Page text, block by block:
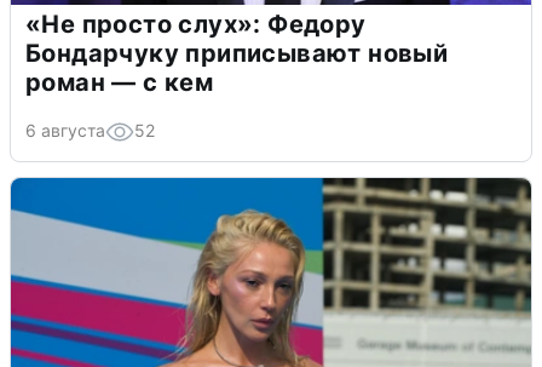
«Не просто слух»: Федору
Бондарчуку приписывают новый
роман — с кем
6 августа 52